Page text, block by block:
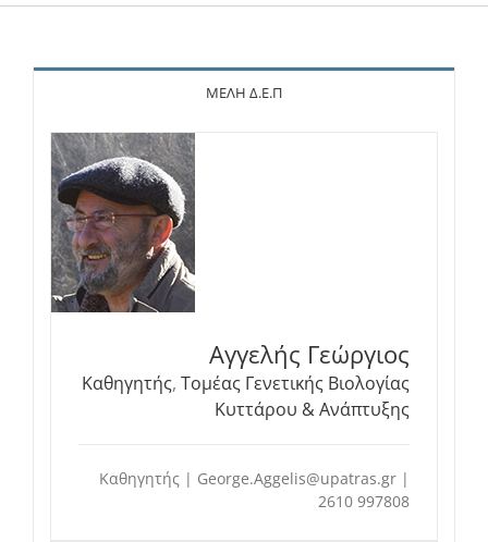
Προπτυχιακές Σπουδές
Μεταπτυχιακές Σπουδές
Προσωπικό
ΜΕΛΗ Δ.Ε.Π
Αγγελής Γεώργιος
Καθηγητής, Τομέας Γενετικής Βιολογίας
Κυττάρου & Ανάπτυξης
Καθηγητής | George.Aggelis@upatras.gr |
2610 997808